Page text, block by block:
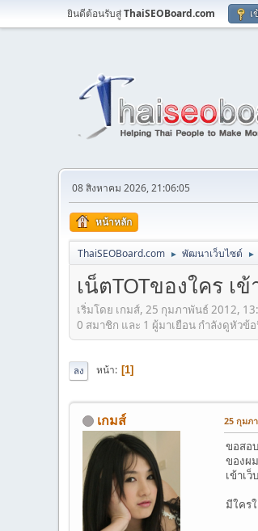
ยินดีต้อนรับสู่ThaiSEOBoard.com เ
08 สิงหาคม 2026, 21:06:05
หน้าหลัก
ThaiSEOBoard.com ► พัฒนาเว็บไซต์ ►
เน็ตTOTของใคร
เริ่มโดย เกมส์, 25 กุมภาพันธ์ 2012,
0 สมาชิก และ 1 ผู้มาเยือน กำลังดูหัวข้
ลง หน้า 1
เกมส์ 25 กุมภ
ขอสอ
ของผ
เข้าเว็บ
มีใคร